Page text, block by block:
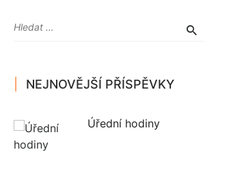
NEJNOVĚJŠÍ PŘÍSPĚVKY
Úřední hodiny